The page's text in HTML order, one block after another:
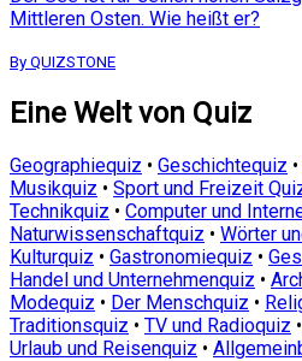
Mittleren Osten. Wie heißt er?
By QUIZSTONE
Eine Welt von Quiz
Geographiequiz • Geschichtequiz •
Musikquiz • Sport und Freizeit
Technikquiz • Computer und
Naturwissenschaftquiz • Wörter
Kulturquiz • Gastronomiequiz •
Handel und Unternehmenquiz •
Modequiz • Der Menschquiz •
Traditionsquiz • TV und Radioquiz •
Urlaub und Reisenquiz •